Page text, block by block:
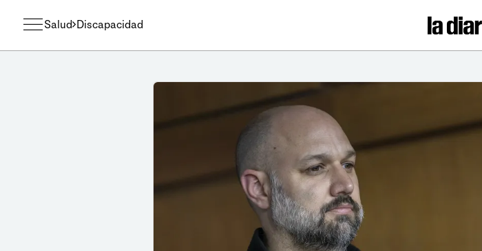
Salud Discapacidad